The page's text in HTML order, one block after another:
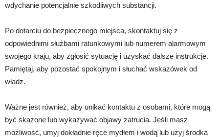
wdychanie potencjalnie szkodliwych substancji.
Po dotarciu do bezpiecznego miejsca, skontaktuj się z
odpowiednimi służbami ratunkowymi lub numerem alarmowym
swojego kraju, aby zgłosić sytuację i uzyskać dalsze instrukcje.
Pamiętaj, aby pozostać spokojnym i słuchać wskazówek od
władz.
Ważne jest również, aby unikać kontaktu z osobami, które mogą
być skażone lub wykazywać objawy zatrucia. Jeśli masz
możliwość, umyj dokładnie ręce mydłem i wodą lub użyj środka